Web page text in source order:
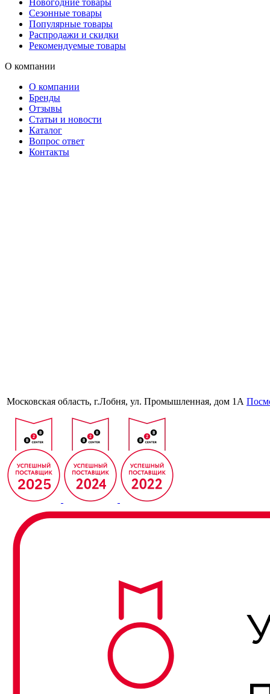
Сезонные товары
Популярные товары
Распродажи и скидки
Рекомендуемые товары
О компании
О компании
Бренды
Отзывы
Статьи и новости
Каталог
Вопрос ответ
Контакты
Московская область, г.Лобня, ул. Промышленная, дом 1А